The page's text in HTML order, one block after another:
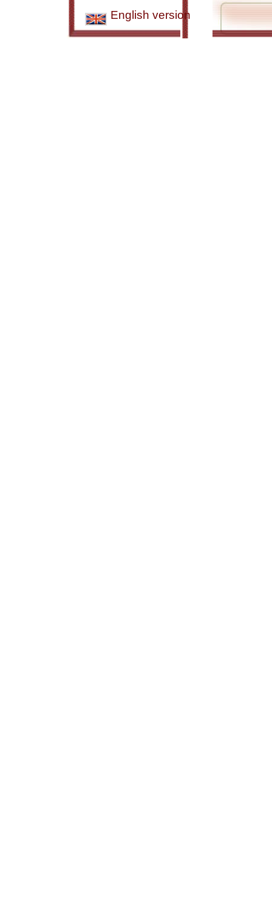
English version